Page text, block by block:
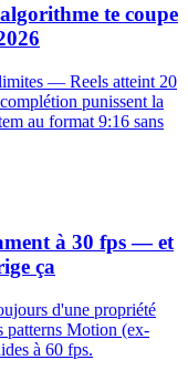
te coupe
— Reels atteint 20
punissent la
au format 9:16 sans
à 30 fps — et
ça
d'une propriété
patterns Motion (ex-
à 60 fps.